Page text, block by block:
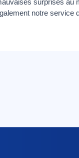
surprises au
notre service